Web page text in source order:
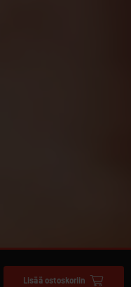
Lisää ostoskoriin